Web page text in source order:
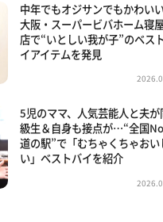
中年でもオジサンでもかわい
大阪・スーパービバホーム寝
店で“いとしい我が子”のベス
イアイテムを発見
5児のママ、人気芸能人と夫が
級生＆自身も接点が…“全国
道の駅”で「むちゃくちゃおい
い」ベストバイを紹介